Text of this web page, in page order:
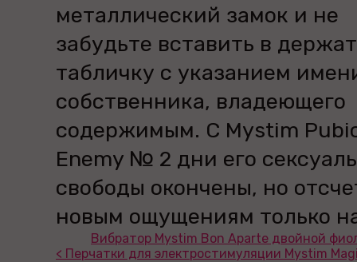
металлический замок и не
забудьте вставить в
табличку с указанием
собственника, владеющего
содержимым. C Mystim
Enemy № 2 дни его
свободы окончены, но
новым ощущениям только
Вибратор Mystim Bon Aparte двойной
< Перчатки для электростимуляции Mystim